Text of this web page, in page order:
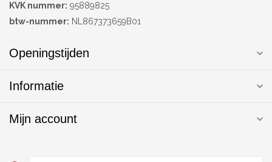
KVK nummer: 95889825
btw-nummer: NL867373659B01
Openingstijden
Informatie
Mijn account